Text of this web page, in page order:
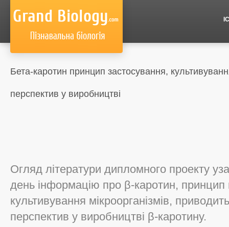
Бета-каротин принцип застосування,
перспектив у виробництві
Огляд літератури дипломного проекту
день інформацію про β-каротин, принцип
культивування мікроорганізмів,
перспектив у виробництві β-каротину.